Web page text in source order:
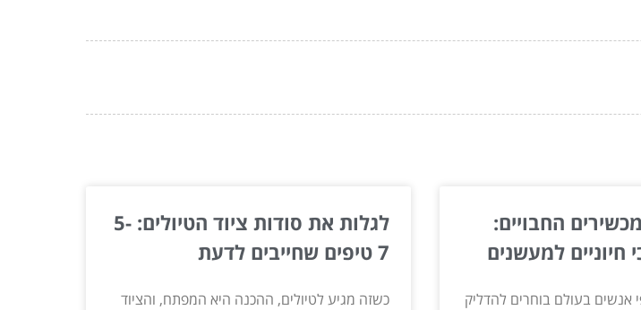
החבויים:
חיוניים למעשנים
אנשים בעולם בוחרים להדליק
לגלות את סודות ציוד הטיולים: 5-
7 טיפים שחייבים לדעת
כשזה מגיע לטיולים, ההכנה היא המפתח, והציוד